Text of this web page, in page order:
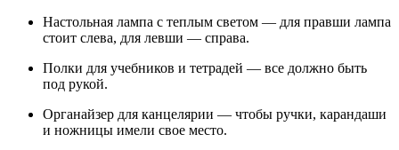
Настольная лампа с теплым светом — для правши лампа
стоит слева, для левши — справа.
Полки для учебников и тетрадей — все должно быть
под рукой.
Органайзер для канцелярии — чтобы ручки, карандаши
и ножницы имели свое место.